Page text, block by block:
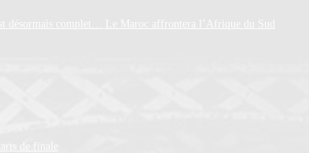
désormais complet… Le Maroc affrontera l’Afrique du Sud
de finale